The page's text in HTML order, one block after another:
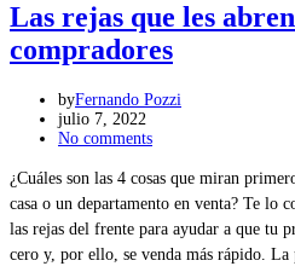
Las rejas que les
compradores
byFernando Pozzi
julio 7, 2022
No comments
¿Cuáles son las 4 cosas que miran
casa o un departamento en venta? Te lo
las rejas del frente para ayudar a que tu
cero y, por ello, se venda más rápido.